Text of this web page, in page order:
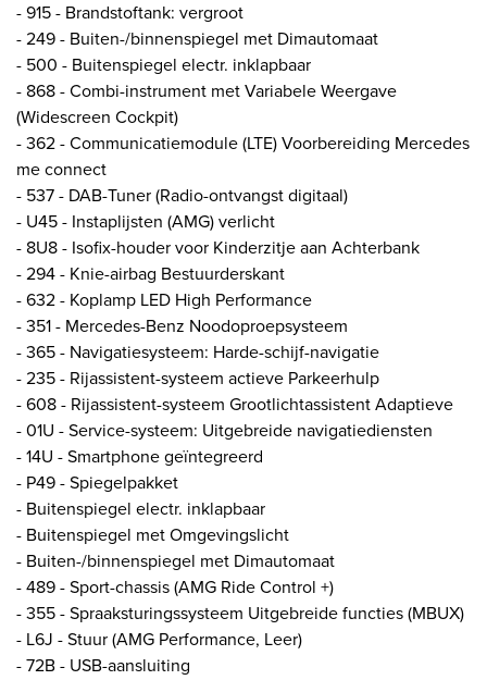
- 915 - Brandstoftank: vergroot
- 249 - Buiten-/binnenspiegel met Dimautomaat
- 500 - Buitenspiegel electr. inklapbaar
- 868 - Combi-instrument met Variabele Weergave
(Widescreen Cockpit)
- 362 - Communicatiemodule (LTE) Voorbereiding Mercedes
me connect
- 537 - DAB-Tuner (Radio-ontvangst digitaal)
- U45 - Instaplijsten (AMG) verlicht
- 8U8 - Isofix-houder voor Kinderzitje aan Achterbank
- 294 - Knie-airbag Bestuurderskant
- 632 - Koplamp LED High Performance
- 351 - Mercedes-Benz Noodoproepsysteem
- 365 - Navigatiesysteem: Harde-schijf-navigatie
- 235 - Rijassistent-systeem actieve Parkeerhulp
- 608 - Rijassistent-systeem Grootlichtassistent Adaptieve
- 01U - Service-systeem: Uitgebreide navigatiediensten
- 14U - Smartphone geïntegreerd
- P49 - Spiegelpakket
- Buitenspiegel electr. inklapbaar
- Buitenspiegel met Omgevingslicht
- Buiten-/binnenspiegel met Dimautomaat
- 489 - Sport-chassis (AMG Ride Control +)
- 355 - Spraaksturingssysteem Uitgebreide functies (MBUX)
- L6J - Stuur (AMG Performance, Leer)
- 72B - USB-aansluiting